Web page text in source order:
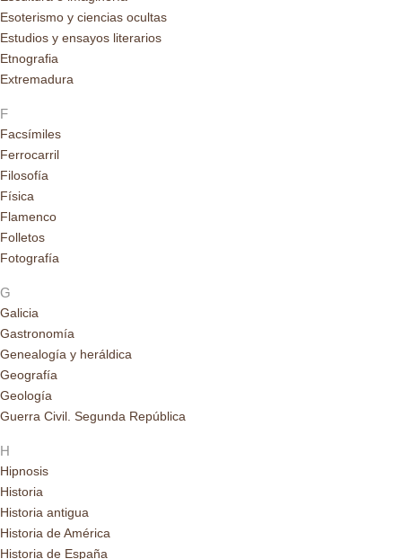
Esoterismo y ciencias ocultas
Estudios y ensayos literarios
Etnografia
Extremadura
F
Facsímiles
Ferrocarril
Filosofía
Física
Flamenco
Folletos
Fotografía
G
Galicia
Gastronomía
Genealogía y heráldica
Geografía
Geología
Guerra Civil. Segunda República
H
Hipnosis
Historia
Historia antigua
Historia de América
Historia de España